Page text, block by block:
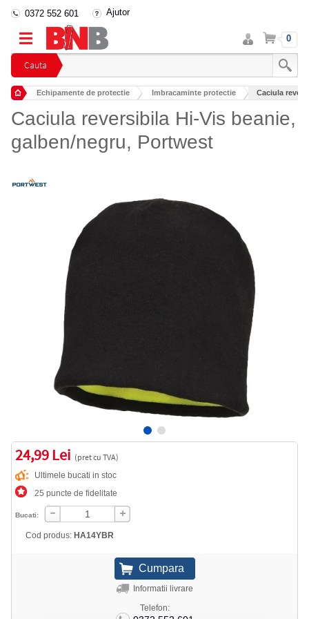
Cauta
0372 552 601 Ajutor
Intra
in
cont
Cos 0
Echipamente de protectie
Imbracaminte protectie
Caciula
Caciula reversibila Hi-Vis beanie,
galben/negru, Portwest
24,99 Lei (pret cu TVA)
Ultimele bucati in stoc
25 puncte de fidelitate
Bucati:
Cod produs: HA14YBR
Informatii livrare
Telefon: